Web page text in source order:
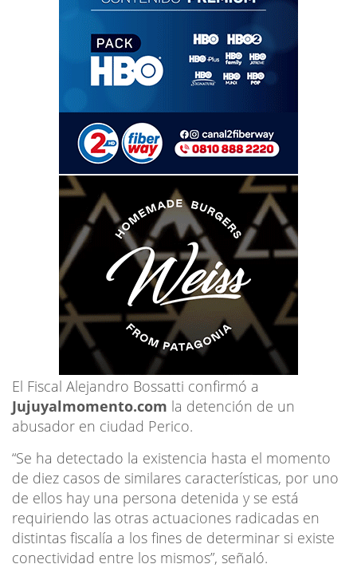
El Fiscal Alejandro Bossatti confirmó a
Jujuyalmomento.com la detención de un
abusador en ciudad Perico.
“Se ha detectado la existencia hasta el momento
de diez casos de similares características, por uno
de ellos hay una persona detenida y se está
requiriendo las otras actuaciones radicadas en
distintas fiscalía a los fines de determinar si existe
conectividad entre los mismos”, señaló.